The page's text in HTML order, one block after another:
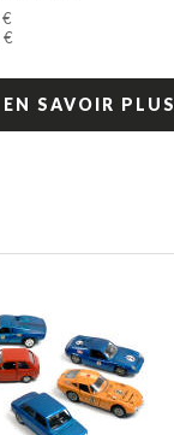
€
€
EN SAVOIR PLUS